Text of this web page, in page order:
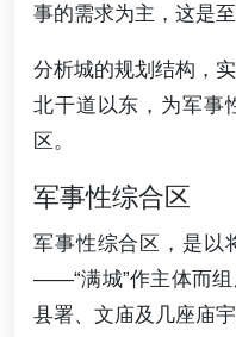
事的需求为主，这是至
分析城的规划结构，
北干道以东，为军事
区。
军事性综合区
军事性综合区，是以
——“满城”作主体而组
县署、文庙及几座庙